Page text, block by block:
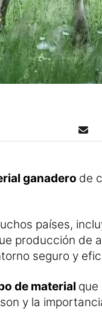
ganadero de
países,
producción de
seguro y
de material que
y la